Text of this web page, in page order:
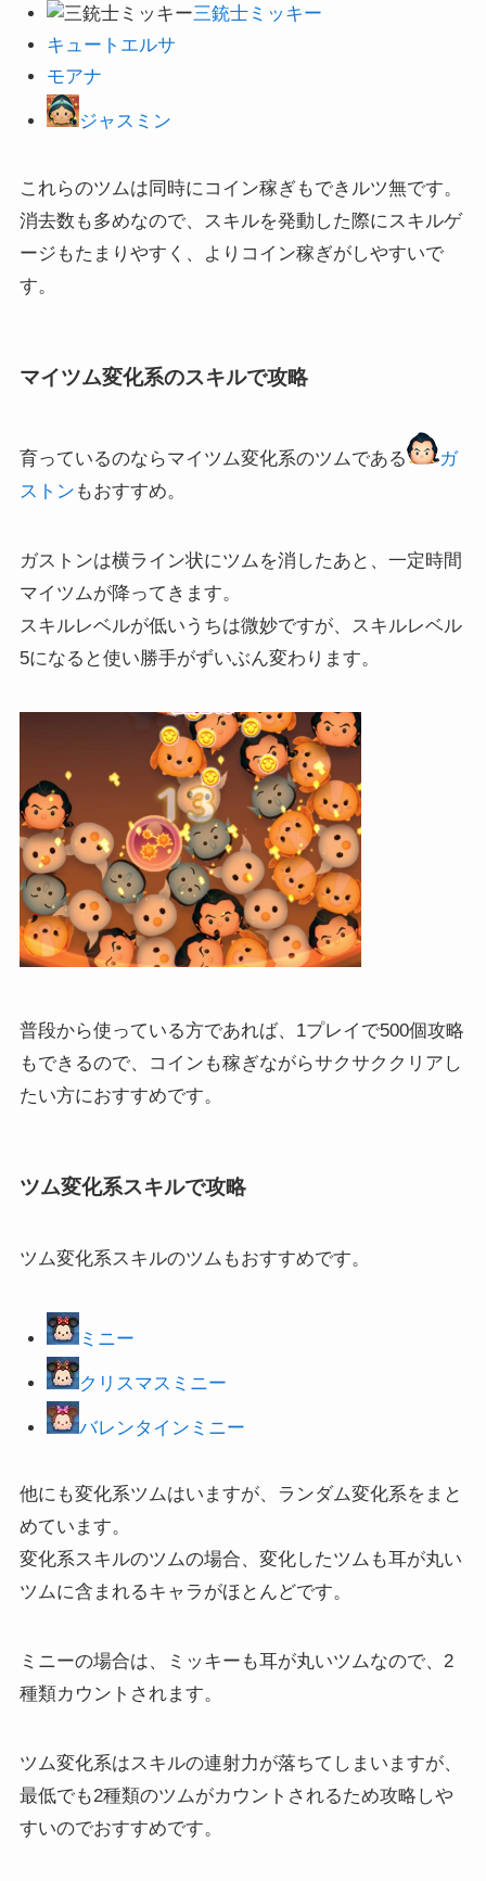
三銃士ミッキー
キュートエルサ
モアナ
ジャスミン
これらのツムは同時にコイン稼ぎもできルツ無です。
消去数も多めなので、スキルを発動した際にスキルゲ
ージもたまりやすく、よりコイン稼ぎがしやすいで
す。
マイツム変化系のスキルで攻略
育っているのならマイツム変化系のツムである
ガ
ストン もおすすめ。
ガストンは横ライン状にツムを消したあと、一定時間
マイツムが降ってきます。
スキルレベルが低いうちは微妙ですが、スキルレベル
5になると使い勝手がずいぶん変わります。
普段から使っている方であれば、1プレイで500個攻略
もできるので、コインも稼ぎながらサクサククリアし
たい方におすすめです。
ツム変化系スキルで攻略
ツム変化系スキルのツムもおすすめです。
ミニー
クリスマスミニー
バレンタインミニー
他にも変化系ツムはいますが、ランダム変化系をまと
めています。
変化系スキルのツムの場合、変化したツムも耳が丸い
ツムに含まれるキャラがほとんどです。
ミニーの場合は、ミッキーも耳が丸いツムなので、2
種類カウントされます。
ツム変化系はスキルの連射力が落ちてしまいますが、
最低でも2種類のツムがカウントされるため攻略しや
すいのでおすすめです。